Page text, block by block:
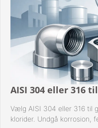
AISI 304 eller 316
Vælg AISI 304 eller 316 til
klorider. Undgå korrosion,